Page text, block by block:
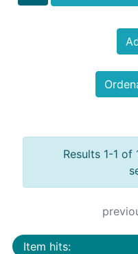
Results 1-1 of
Item hits: